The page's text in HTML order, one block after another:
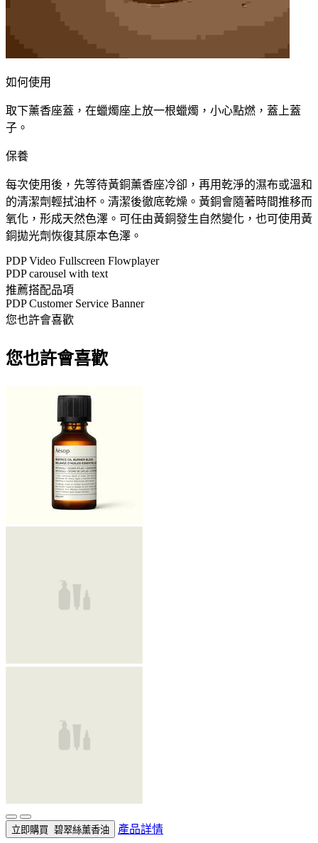
如何使用
取下薰香座蓋，在蠟燭座上放一根蠟燭，小心點燃，蓋上蓋
子。
保養
每次使用後，先等待黃銅薰香座冷卻，再用乾淨的濕布或溫和
的清潔劑輕拭油杯。清潔後徹底乾燥。黃銅會隨著時間推移而
氧化，形成天然色澤。可任由黃銅發生自然變化，也可使用黃
銅拋光劑恢復其原本色澤。
PDP Video Fullscreen Flowplayer
PDP carousel with text
推薦搭配品項
PDP Customer Service Banner
您也許會喜歡
您也許會喜歡
立即購買 碧翠絲薰香油 產品詳情